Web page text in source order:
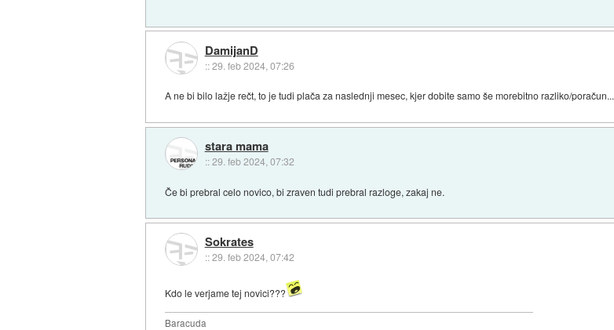
DamijanD
::29. feb 2024, 07:26
A ne bi bilo lažje rečt, to je tudi plača za naslednji mesec, kjer dobite samo še morebitno razliko/poračun...
stara mama
::29. feb 2024, 07:32
Če bi prebral celo novico, bi zraven tudi prebral razloge, zakaj ne.
Sokrates
::29. feb 2024, 07:42
Kdo le verjame tej novici???
Baracuda